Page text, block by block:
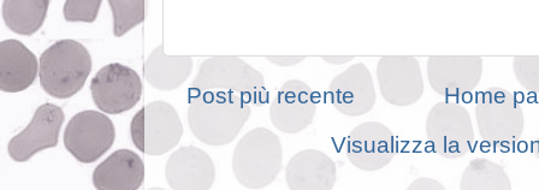
Post più recente
Home
Visualizza la